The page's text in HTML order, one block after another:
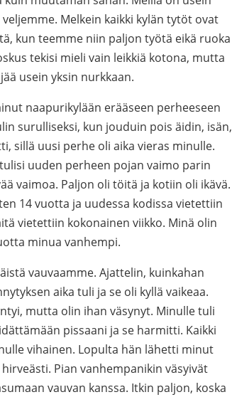
Melkein kaikki kylän tytöt ovat
kun teemme niin paljon työtä eikä ruoka
tekisi mieli vain leikkiä kotona, mutta
usein yksin nurkkaan.
naapurikylään erääseen perheeseen
surulliseksi, kun jouduin pois äidin, isän,
sillä uusi perhe oli aika vieras minulle.
uuden perheen pojan vaimo parin
vaimoa. Paljon oli töitä ja kotiin oli ikävä.
14 vuotta ja uudessa kodissa vietettiin
vietettiin kokonainen viikko. Minä olin
minua vanhempi.
vauvaamme. Ajattelin, kuinkahan
aika tuli ja se oli kyllä vaikeaa.
mutta olin ihan väsynyt. Minulle tuli
pissaani ja se harmitti. Kaikki
vihainen. Lopulta hän lähetti minut
Pian vanhempanikin väsyivät
vauvan kanssa. Itkin paljon, koska